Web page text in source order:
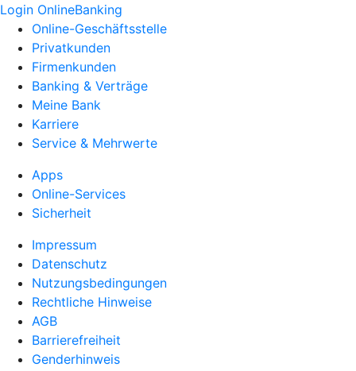
Login OnlineBanking
Online-Geschäftsstelle
Privatkunden
Firmenkunden
Banking & Verträge
Meine Bank
Karriere
Service & Mehrwerte
Apps
Online-Services
Sicherheit
Impressum
Datenschutz
Nutzungsbedingungen
Rechtliche Hinweise
AGB
Barrierefreiheit
Genderhinweis